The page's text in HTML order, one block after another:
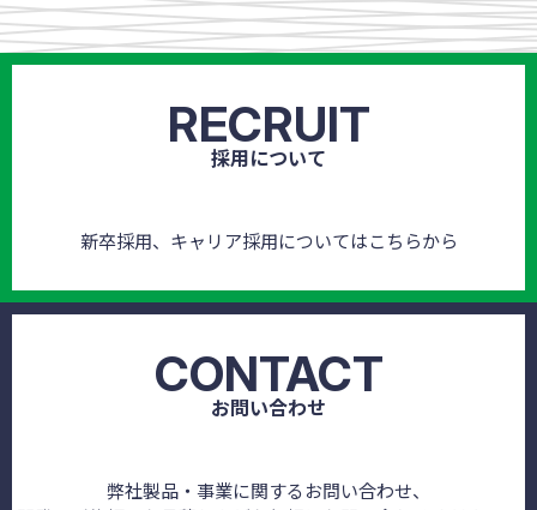
RECRUIT
採用について
新卒採用、キャリア採用についてはこちらから
CONTACT
お問い合わせ
弊社製品・事業に関するお問い合わせ、